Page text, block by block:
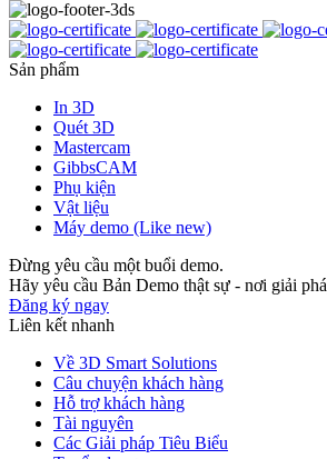
Sản phẩm
In 3D
Quét 3D
Mastercam
GibbsCAM
Phụ kiện
Vật liệu
Máy demo (Like new)
Đừng yêu cầu một buổi demo.
Hãy yêu cầu Bản Demo thật sự - nơi giải
Đăng ký ngay
Liên kết nhanh
Về 3D Smart Solutions
Câu chuyện khách hàng
Hỗ trợ khách hàng
Tài nguyên
Các Giải pháp Tiêu Biểu